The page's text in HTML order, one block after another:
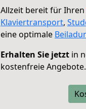
Allzeit bereit für Ihren
Klaviertransport,
eine optimale
Erhalten Sie jetzt in
kostenfreie Angebote.